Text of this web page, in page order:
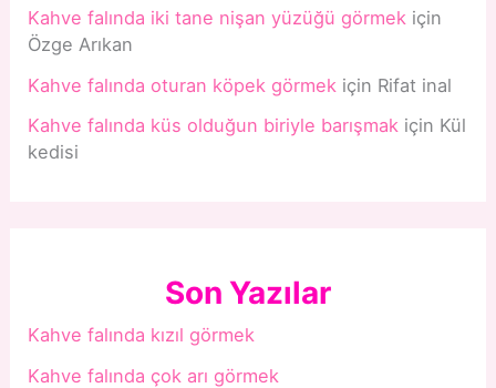
Kahve falında iki tane nişan yüzüğü görmek için
Özge Arıkan
Kahve falında oturan köpek görmek için Rifat inal
Kahve falında küs olduğun biriyle barışmak için Kül
kedisi
Son Yazılar
Kahve falında kızıl görmek
Kahve falında çok arı görmek